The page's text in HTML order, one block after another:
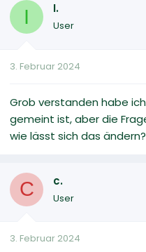
I I.
User
3. Februar 2024
Grob verstanden habe
gemeint ist, aber die
wie lässt sich das ändern?
C c.
User
3. Februar 2024